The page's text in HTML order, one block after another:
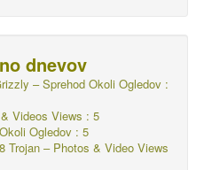
dnevov
– Sprehod Okoli Ogledov :
Videos Views : 5
Ogledov : 5
Trojan – Photos & Video Views